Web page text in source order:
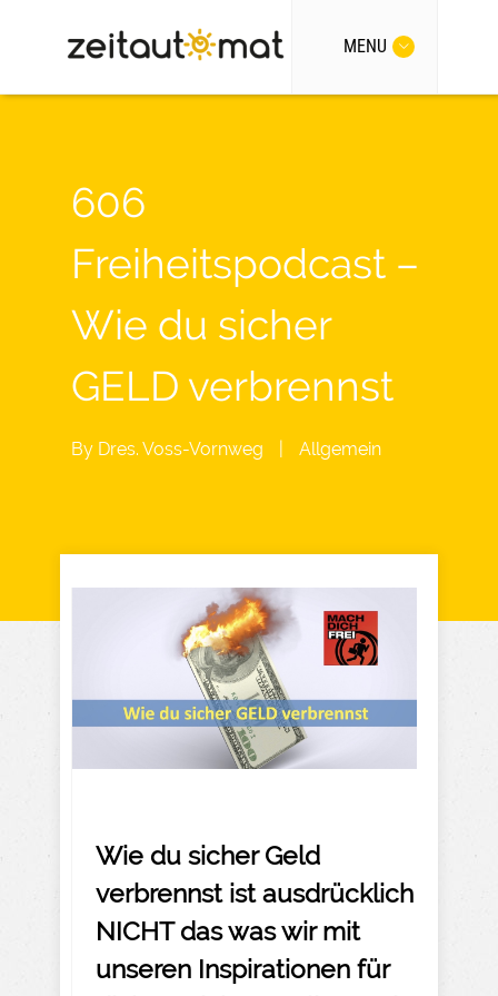
MENU
606
Freiheitspodcast –
Wie du sicher
GELD verbrennst
By Dres. Voss-Vornweg Allgemein
Wie du sicher Geld
verbrennst ist ausdrücklich
NICHT das was wir mit
unseren Inspirationen für